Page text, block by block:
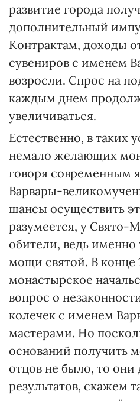
развитие города
дополнительный
Контрактам, доходы
сувениров с именем
возросли. Спрос на
каждым днем
увеличиваться.
Естественно, в таких
немало желающих
говоря современным
Варвары-
шансы осуществить
разумеется, у Свято-
обители, ведь именно
мощи святой. В конце
монастырское
вопрос о
колечек с именем
мастерами. Но
оснований получить
отцов не было, то
результатов, скажем